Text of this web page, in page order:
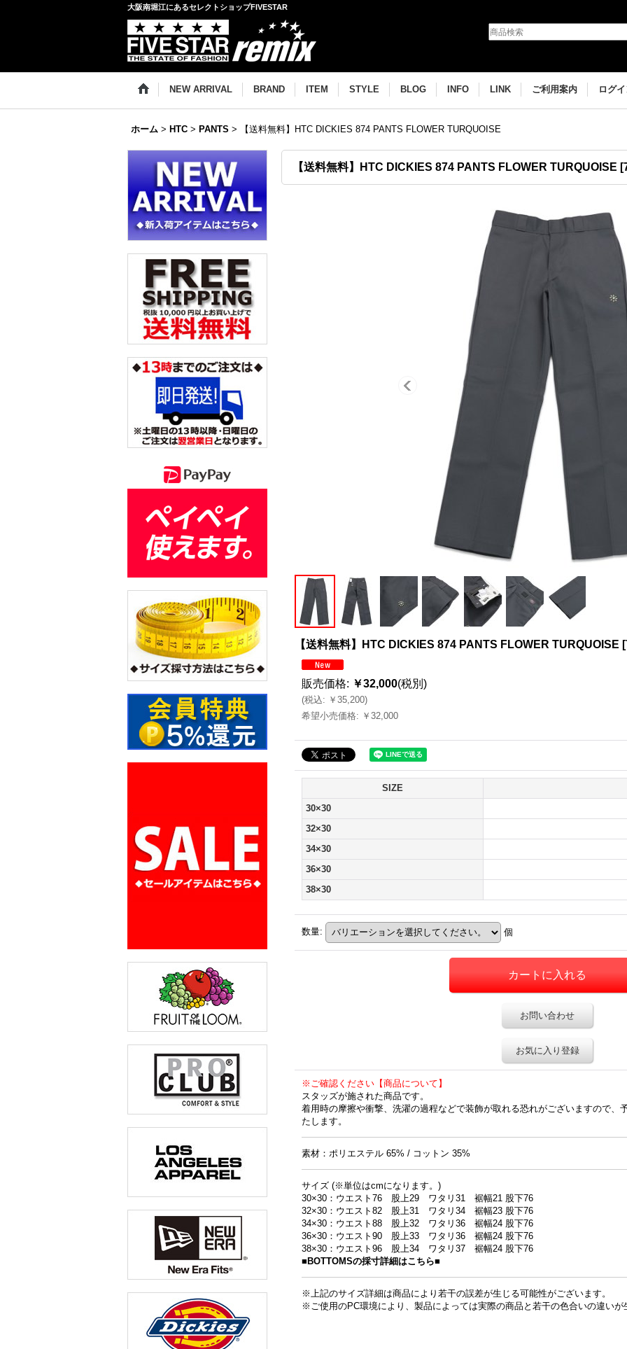
大阪南堀江にあるセレクトショップFIVESTAR
NEW ARRIVAL BRAND ITEM STYLE BLOG INFO LINK ご利用案内 ログ
ホーム > HTC > PANTS > 【送料無料】HTC DICKIES 874 PANTS FLOWER TURQUOISE
【送料無料】HTC DICKIES 874 PANTS FLOWER TURQUOISE [
【送料無料】HTC DICKIES 874 PANTS FLOWER TURQUOISE [
販売価格: ￥32,000(税別)
(税込: ￥35,200)
希望小売価格: ￥32,000
SIZE
30×30
32×30
34×30
36×30
38×30
数量: 個
お問い合わせ
お気に入り登録
※ご確認ください【商品について】
スタッズが施された商品です。
着用時の摩擦や衝撃、洗濯の過程などで装飾が取れる恐れがございますので、
たします。
素材：ポリエステル 65% / コットン 35%
サイズ (※単位はcmになります。)
30×30：ウエスト76 股上29 ワタリ31 裾幅21 股下76
32×30：ウエスト82 股上31 ワタリ34 裾幅23 股下76
34×30：ウエスト88 股上32 ワタリ36 裾幅24 股下76
36×30：ウエスト90 股上33 ワタリ36 裾幅24 股下76
38×30：ウエスト96 股上34 ワタリ37 裾幅24 股下76
■BOTTOMSの採寸詳細はこちら■
※上記のサイズ詳細は商品により若干の誤差が生じる可能性がございます。
※ご使用のPC環境により、製品によっては実際の商品と若干の色合いの違いが